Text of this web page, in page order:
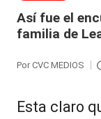
Así fue el
familia de
Por CVC MEDIOS
Esta claro